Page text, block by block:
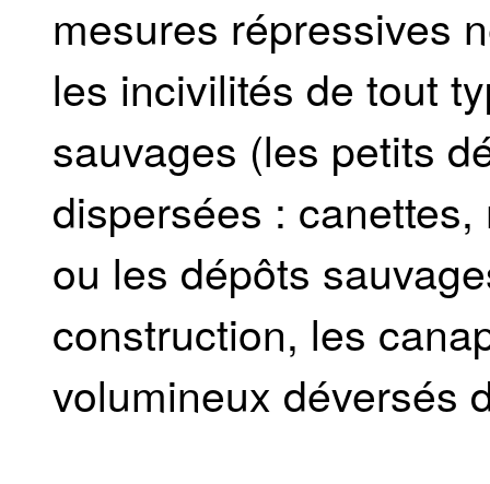
mesures répressives
les incivilités de tout
sauvages (les petits
dispersées :
ou les dépôts
construction, les
volumineux déversés